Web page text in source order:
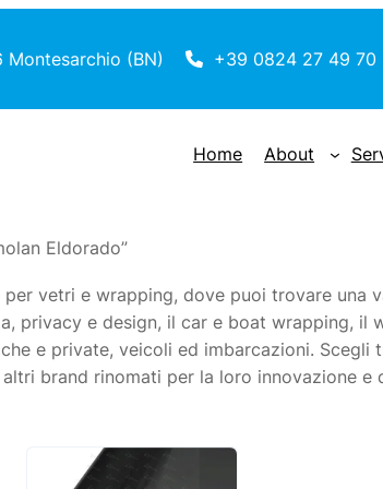
Montesarchio (BN) +39 0824 27 49 70
Home About
Eldorado”
per vetri e wrapping, dove puoi trovare una
privacy e design, il car e boat wrapping,
e private, veicoli ed imbarcazioni.
brand rinomati per la loro innovazione